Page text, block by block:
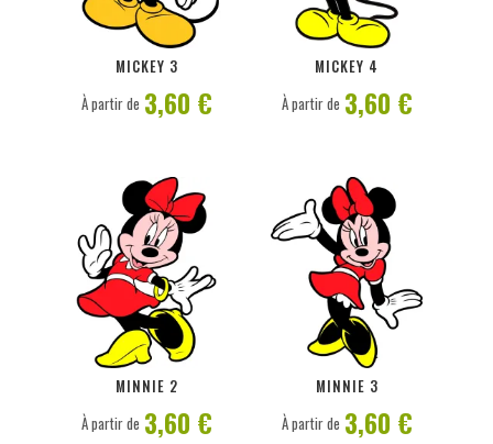
MICKEY 3
PERSONNALISER
À partir de 3,60 €
MICKEY 4
PERSONNALISER
À partir de 3,60 €
MINNIE 2
PERSONNALISER
À partir de 3,60 €
MINNIE 3
PERSONNALISER
À partir de 3,60 €